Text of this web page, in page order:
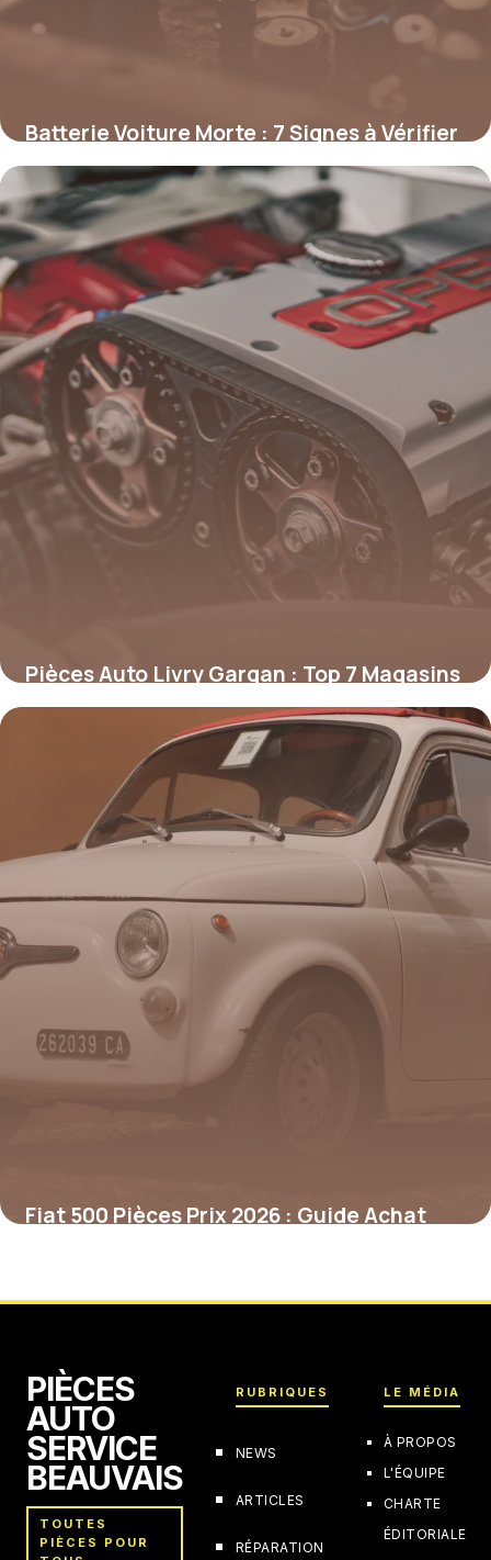
Batterie Voiture Morte : 7 Signes à Vérifier
27 avril 2026
Pièces Auto Livry Gargan : Top 7 Magasins
2026
Fiat 500 Pièces Prix 2026 : Guide Achat
PIÈCES
AUTO
SERVICE
BEAUVAIS
TOUTES
PIÈCES POUR
RUBRIQUES
NEWS
ARTICLES
RÉPARATION
LE MÉDIA
À PROPOS
L'ÉQUIPE
CHARTE
ÉDITORIALE